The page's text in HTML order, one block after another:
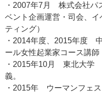
・2007年7月 株式会社
ベント企画運営・司会、
ティング）
・2014年度、2015年度
ール女性起業家コース講師
・2015年10月 東北大学
義。
・2015年 ウーマンフェ